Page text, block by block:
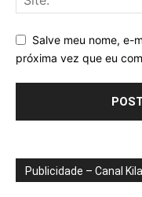
Salve meu nome, e-
próxima vez que eu
Publicidade – Canal